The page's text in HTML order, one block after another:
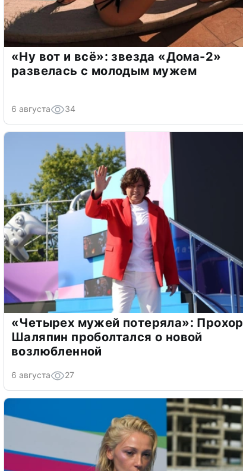
«Ну вот и всё»: звезда «Дома-2»
развелась с молодым мужем
6 августа 34
«Четырех мужей потеряла»: Прохор
Шаляпин проболтался о новой
возлюбленной
6 августа 27